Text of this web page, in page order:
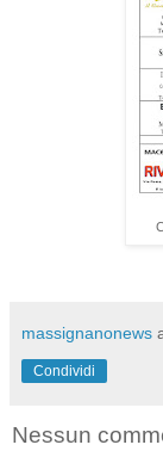
massignanonews
Condividi
Nessun